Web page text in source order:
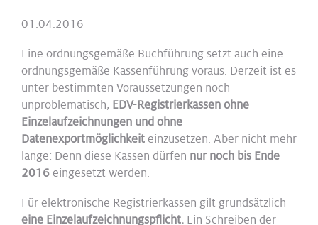
01.04.2016
Eine ordnungsgemäße Buchführung setzt auch eine
ordnungsgemäße Kassenführung voraus. Derzeit ist es
unter bestimmten Voraussetzungen noch
unproblematisch, EDV-Registrierkassen ohne
Einzelaufzeichnungen und ohne
Datenexportmöglichkeit einzusetzen. Aber nicht mehr
lange: Denn diese Kassen dürfen nur noch bis Ende
2016 eingesetzt werden.
Für elektronische Registrierkassen gilt grundsätzlich
eine Einzelaufzeichnungspflicht. Ein Schreiben der